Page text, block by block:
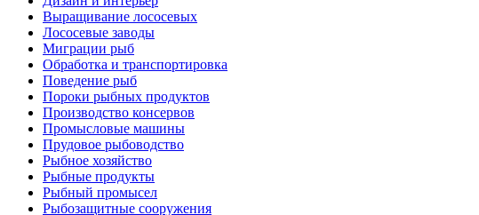
Выращивание лососевых
Лососевые заводы
Миграции рыб
Обработка и транспортировка
Поведение рыб
Пороки рыбных продуктов
Производство консервов
Промысловые машины
Прудовое рыбоводство
Рыбное хозяйство
Рыбные продукты
Рыбный промысел
Рыбозащитные сооружения